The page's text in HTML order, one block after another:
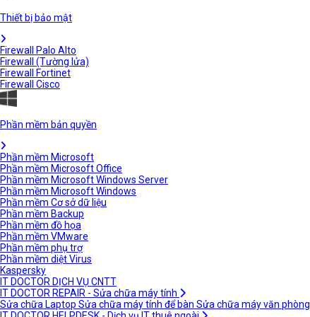
Thiết bị bảo mật
Firewall Palo Alto
Firewall (Tường lửa)
Firewall Fortinet
Firewall Cisco
Phần mềm bản quyền
Phần mềm Microsoft
Phần mềm Microsoft Office
Phần mềm Microsoft Windows Server
Phần mềm Microsoft Windows
Phần mềm Cơ sở dữ liệu
Phần mềm Backup
Phần mềm đồ họa
Phần mềm VMware
Phần mềm phụ trợ
Phần mềm diệt Virus
Kaspersky
IT DOCTOR DỊCH VỤ CNTT
IT DOCTOR REPAIR - Sửa chữa máy tính
Sửa chữa Laptop Sửa chữa máy tính để bàn Sửa chữa máy văn phòng